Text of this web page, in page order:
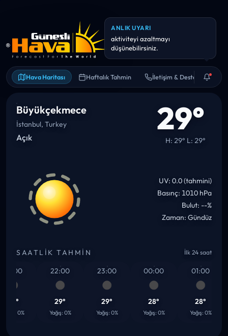
Hava Haritası Haftalık Tahmin İletişim & Destek
Büyükçekmece
İstanbul, Turkey
Açık 29°
H: 29° L: 29°
UV: 0.0 (tahmini)
Basınç: 1010 hPa
Bulut: --%
Zaman: Gündüz
SAATLIK TAHMIN İlk 24 saat
0%
22:00
29°
Yağış: 0%
23:00
29°
Yağış: 0%
00:00
28°
Yağış: 0%
01:00
28°
Yağış: 0%